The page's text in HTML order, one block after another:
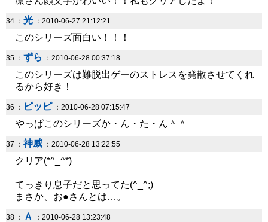
34 ： 光 ：2010-06-27 21:12:21
このシリーズ面白い！！！
35 ： ずら ：2010-06-28 00:37:18
このシリーズは難脱出ゲーのストレスを発散させてくれ
るから好き！
36 ： ピッピ ：2010-06-28 07:15:47
やっぱこのシリーズか・ん・た・ん＾＾
37 ： 神威 ：2010-06-28 13:22:55
クリア(*^_^*)
てっきり息子だと思ってた(^_^;)
まさか、お●さんとは…。
38 ： Ａ ：2010-06-28 13:23:48